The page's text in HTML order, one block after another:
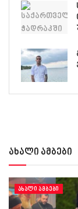
ახალი ამბები
ᲐᲮᲐᲚᲘ ᲐᲛᲑᲔᲑᲘ